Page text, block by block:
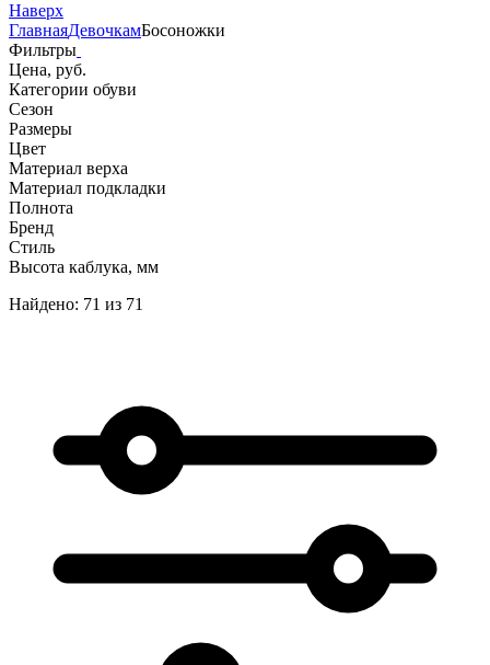
Наверх
ГлавнаяДевочкамБосоножки
Фильтры
Цена, руб.
Категории обуви
Сезон
Размеры
Цвет
Материал верха
Материал подкладки
Полнота
Бренд
Стиль
Высота каблука, мм
Найдено: 71 из 71